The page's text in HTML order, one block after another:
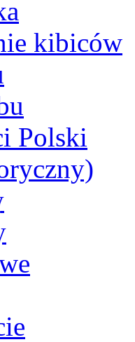
kibiców
Polski